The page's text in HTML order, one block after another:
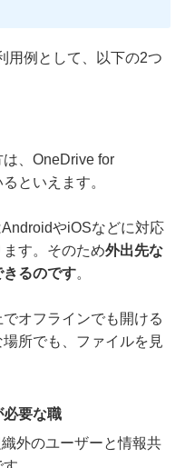
用例として、以下の2つ
、OneDrive for
といえます。
やiOSなどに対応
す。そのため外出先な
きるのです。
オフラインでも開ける
所でも、ファイルを見
必要な職
外のユーザーと情報共